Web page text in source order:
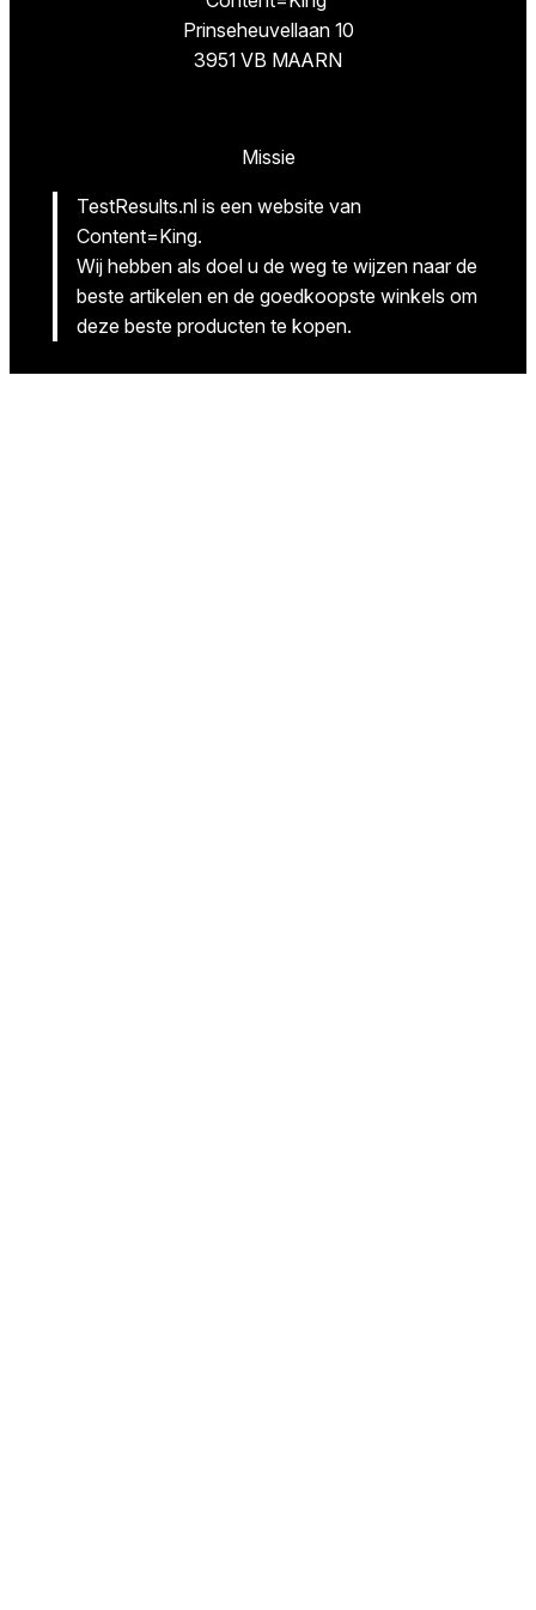
Prinseheuvellaan 10
3951 VB MAARN
Missie
TestResults.nl is een website van
Content=King.
Wij hebben als doel u de weg te wijzen naar de
beste artikelen en de goedkoopste winkels om
deze beste producten te kopen.